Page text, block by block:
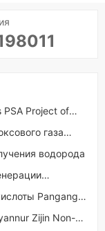
в Китае)
PSA Project of
газа
водорода
Pangang
Zijin Non-